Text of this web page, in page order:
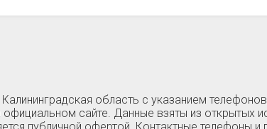
область c указанием
сайте. Данные взяты из открытых